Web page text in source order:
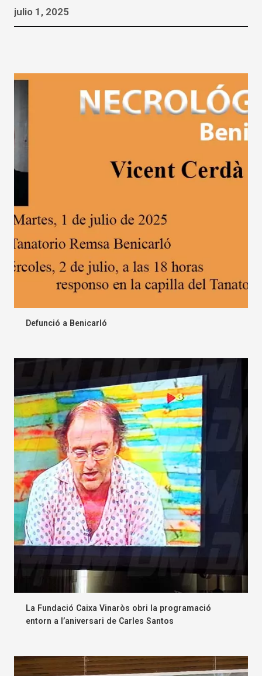
julio 1, 2025
Defunció a Benicarló
La Fundació Caixa Vinaròs obri la programació
entorn a l’aniversari de Carles Santos